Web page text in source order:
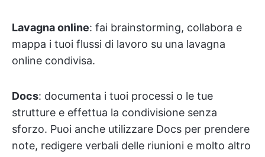
Lavagna online: fai brainstorming, collabora e
mappa i tuoi flussi di lavoro su una lavagna
online condivisa.
Docs: documenta i tuoi processi o le tue
strutture e effettua la condivisione senza
sforzo. Puoi anche utilizzare Docs per prendere
note, redigere verbali delle riunioni e molto altro